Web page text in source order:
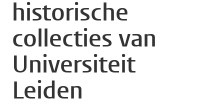
historische
collecties van
Universiteit
Leiden